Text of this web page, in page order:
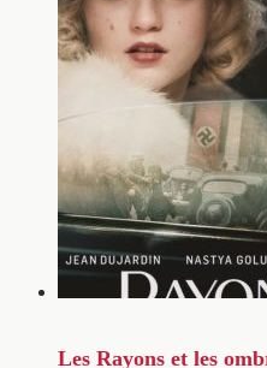
Les Rayons et les